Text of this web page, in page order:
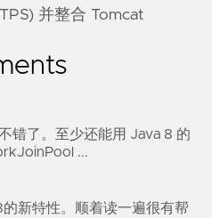
并整合 Tomcat
错了。至少还能用 Java 8 的
...
新特性。顺着读一遍很有帮